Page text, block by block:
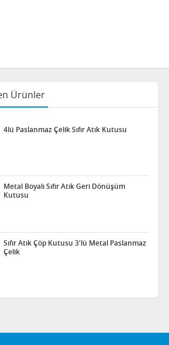
Ürünler
4lü Paslanmaz Çelik Sıfır Atık Kutusu
Metal Boyalı Sıfır Atık Geri Dönüşüm
Kutusu
Sıfır Atık Çöp Kutusu 3'lü Metal Paslanmaz
Çelik